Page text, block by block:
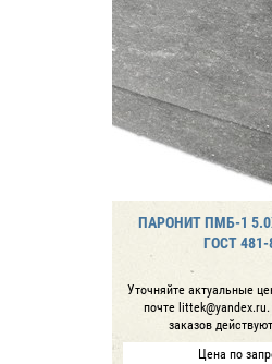
ПАРОНИТ ПМБ-1
ГОСТ 481-
Уточняйте актуальные
почте
заказов
Цена по